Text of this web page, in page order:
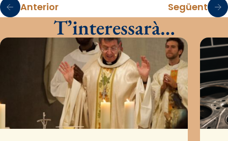
Anterior Següent
T’interessarà…